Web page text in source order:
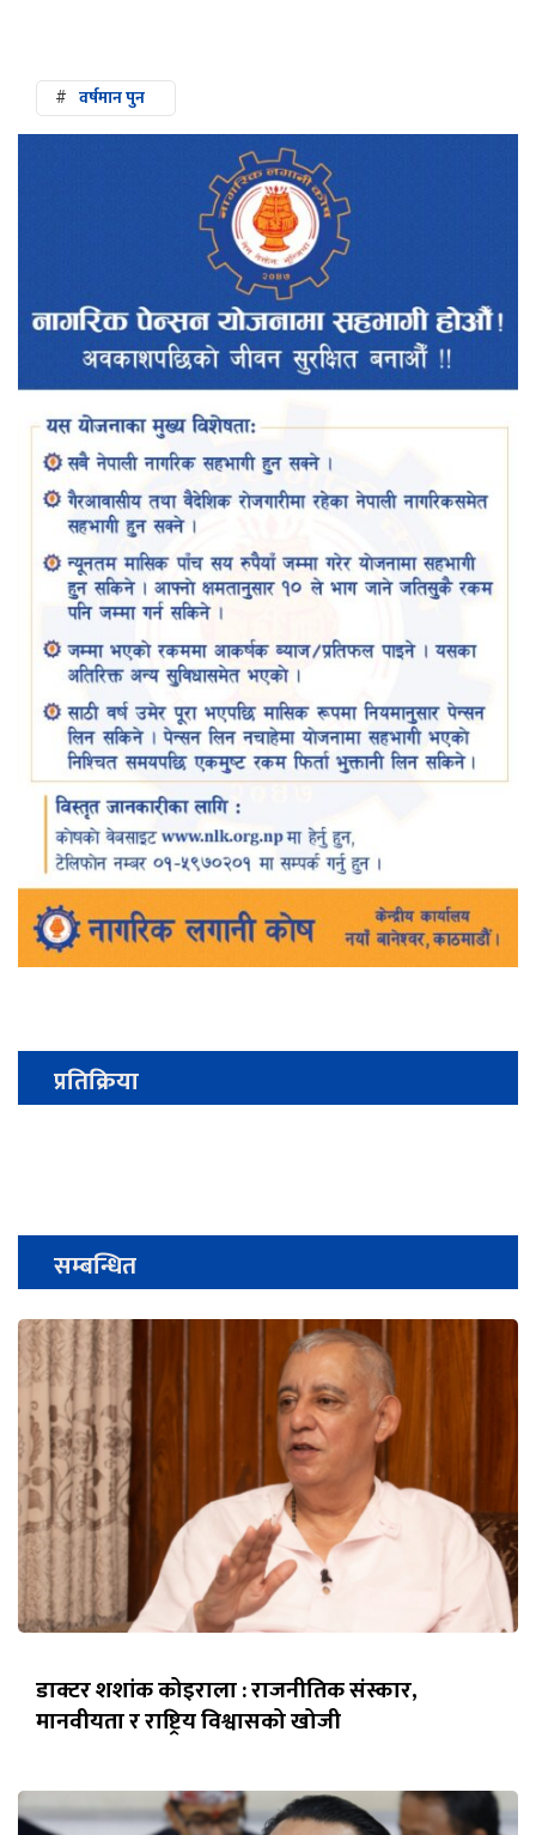
# वर्षमान पुन
प्रतिक्रिया
सम्बन्धित
डाक्टर शशांक कोइराला : राजनीतिक संस्कार,
मानवीयता र राष्ट्रिय विश्वासको खोजी